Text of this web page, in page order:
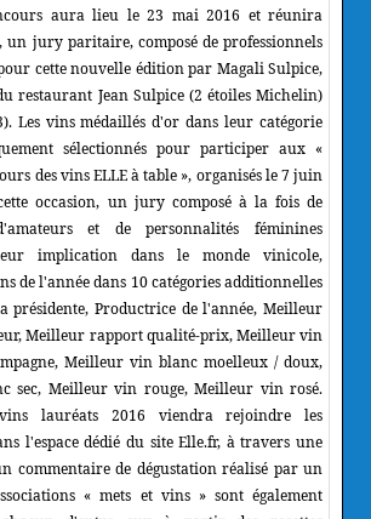
aura lieu le 23 mai 2016 et réunira
un jury paritaire, composé de professionnels
cette nouvelle édition par Magali Sulpice,
restaurant Jean Sulpice (2 étoiles Michelin)
Les vins médaillés d'or dans leur catégorie
sélectionnés pour participer aux «
des vins ELLE à table », organisés le 7 juin
occasion, un jury composé à la fois de
et de personnalités féminines
implication dans le monde vinicole,
de l'année dans 10 catégories additionnelles
présidente, Productrice de l'année, Meilleur
Meilleur rapport qualité-prix, Meilleur vin
Meilleur vin blanc moelleux / doux,
sec, Meilleur vin rouge, Meilleur vin rosé.
vins lauréats 2016 viendra rejoindre les
l'espace dédié du site Elle.fr, à travers une
commentaire de dégustation réalisé par un
« mets et vins » sont également